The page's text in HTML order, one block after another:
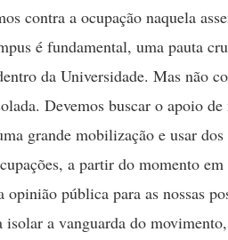
contra a ocupação naquela
é fundamental, uma pauta
da Universidade. Mas não
Devemos buscar o apoio
grande mobilização e usar
a partir do momento
opinião pública para as nossas
isolar a vanguarda do